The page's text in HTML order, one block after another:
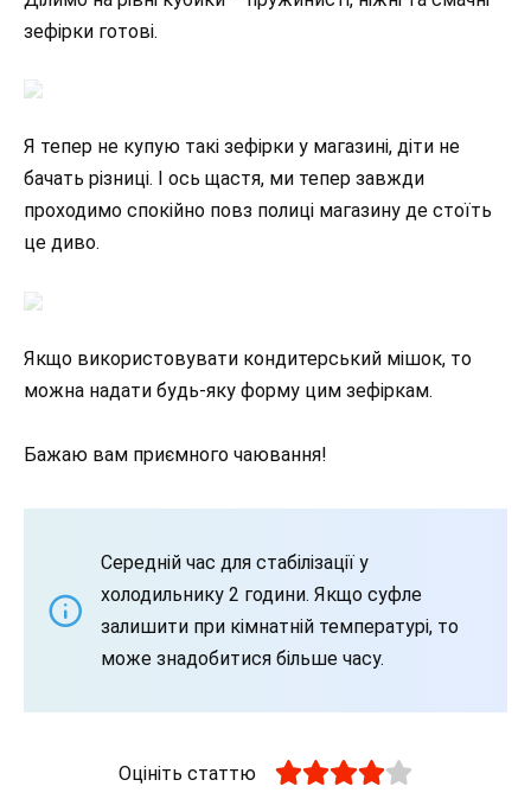
зефірки готові.
Я тепер не купую такі зефірки у магазині, діти не
бачать різниці. І ось щастя, ми тепер завжди
проходимо спокійно повз полиці магазину де стоїть
це диво.
Якщо використовувати кондитерський мішок, то
можна надати будь-яку форму цим зефіркам.
Бажаю вам приємного чаювання!
Середній час для стабілізації у
холодильнику 2 години. Якщо суфле
залишити при кімнатній температурі, то
може знадобитися більше часу.
Оцініть статтю